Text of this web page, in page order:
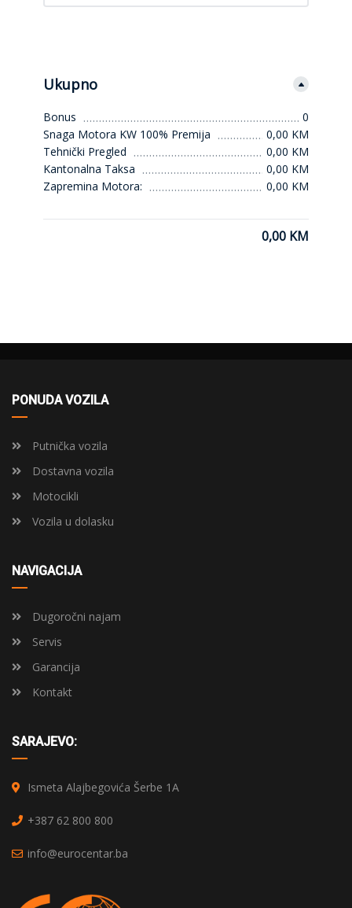
Ukupno
Bonus
0
Snaga Motora KW 100% Premija
0,00 KM
Tehnički Pregled
0,00 KM
Kantonalna Taksa
0,00 KM
Zapremina Motora:
0,00 KM
0,00 KM
PONUDA VOZILA
Putnička vozila
Dostavna vozila
Motocikli
Vozila u dolasku
NAVIGACIJA
Dugoročni najam
Servis
Garancija
Kontakt
SARAJEVO:
Ismeta Alajbegovića Šerbe 1A
+387 62 800 800
info@eurocentar.ba